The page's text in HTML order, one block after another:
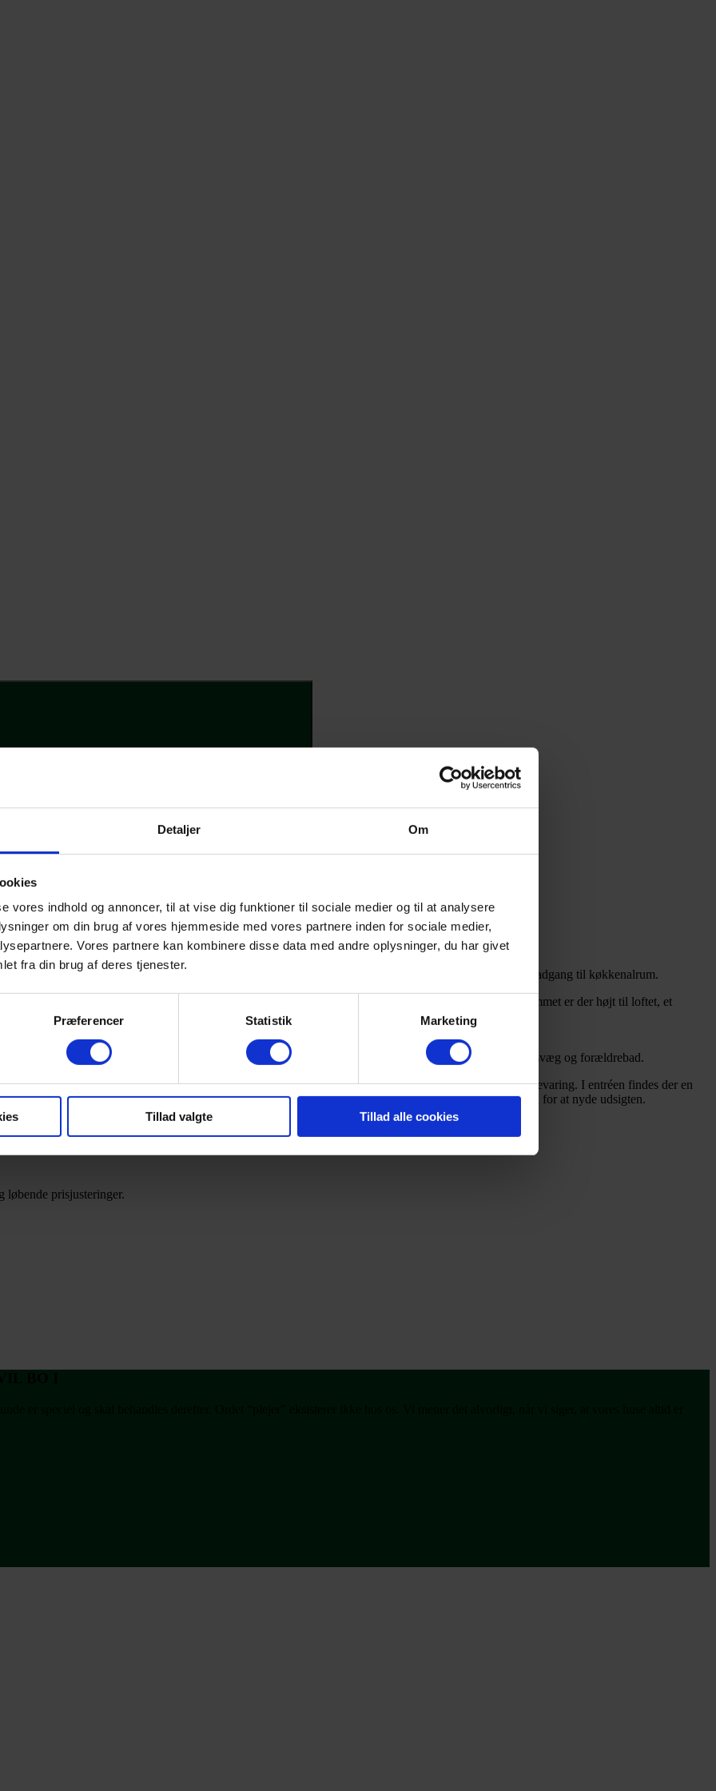
Detaljer Om
vores indhold og annoncer, til at vise dig funktioner til sociale medier og til at analysere
om din brug af vores hjemmeside med vores partnere inden for sociale medier,
Vores partnere kan kombinere disse data med andre oplysninger, du har givet
fra din brug af deres tjenester.
Præferencer Statistik Marketing
Tillad valgte Tillad alle cookies
– et minimum af spildplads kombineret med store opholdsrum med masser af lysindfald og udeliv.
som byder både dig dine gæster indenfor. Via entréen er der adgang til et stort bryggers og direkte adgang til køkkenalrum.
familiehus, som kan rumme alt fra madlavning, børnenes lektielæsning til hygge og gæster. I alrummet er der højt til loftet, et
for at dække op til større sammenkomster. Med adgang fra stuen er der et skønt soveværelse med skabsvæg og forældrebad.
– det skjulte depot gemt bag højskabe i køkkenalrummet giver mulighed for en praktisk og skjult opbevaring. I entréen findes der en
og i stuen har vi lavet en hyggelig siddeniche udført i samme laminat som gulvet, hvilket giver mulighed for at nyde udsigten.
og huset har flere steder fremspring i murværket, som giver huset et eksklusivt og attraktivt udseende.
løbende prisjusteringer.